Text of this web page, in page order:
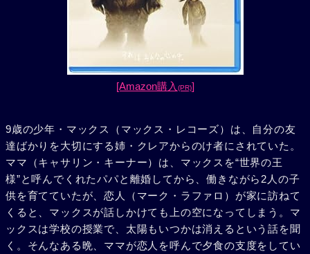
[Amazon購入 (PR)]
9歳の少年・マックス（マックス・レコーズ）は、自分の友
達ばかりを大切にする姉・クレアからのけ者にされていた。
ママ（キャサリン・キーナー）は、マックスを“世界の王
様”と呼んでくれたパパと離婚してから、働きながら2人の子
供を育てていたが、恋人（マーク・ラファロ）が家に訪ねて
くると、マックスが話しかけても上の空になってしまう。マ
ックスは学校の授業で、太陽もいつかは消えるという話を聞
く。そんなある晩、ママが恋人を呼んで夕食の支度をしてい